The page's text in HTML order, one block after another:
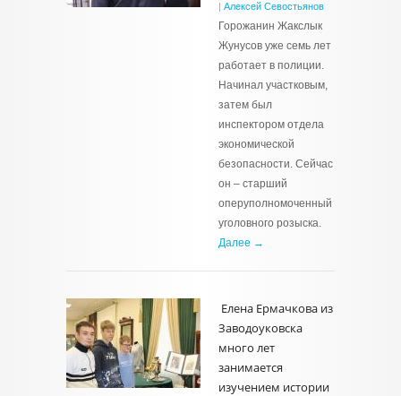
| Алексей Севостьянов
Горожанин Жакслык
Жунусов уже семь лет
работает в полиции.
Начинал участковым,
затем был
инспектором отдела
экономической
безопасности. Сейчас
он – старший
оперуполномоченный
уголовного розыска.
Далее →
Елена Ермачкова из
Заводоуковска
много лет
занимается
изучением истории